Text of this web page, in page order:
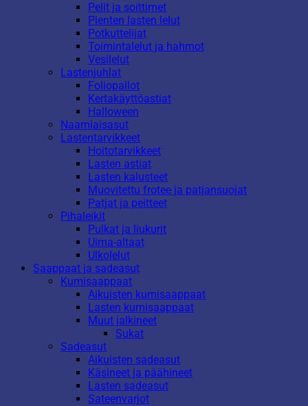
Pelit ja soittimet
Pienten lasten lelut
Potkuttelijat
Toimintalelut ja hahmot
Vesilelut
Lastenjuhlat
Foliopallot
Kertakäyttöastiat
Halloween
Naamiaisasut
Lastentarvikkeet
Hoitotarvikkeet
Lasten astiat
Lasten kalusteet
Muovitettu frotee ja patjansuojat
Patjat ja peitteet
Pihaleikit
Pulkat ja liukurit
Uima-altaat
Ulkolelut
Saappaat ja sadeasut
Kumisaappaat
Aikuisten kumisaappaat
Lasten kumisaappaat
Muut jalkineet
Sukat
Sadeasut
Aikuisten sadeasut
Käsineet ja päähineet
Lasten sadeasut
Sateenvarjot